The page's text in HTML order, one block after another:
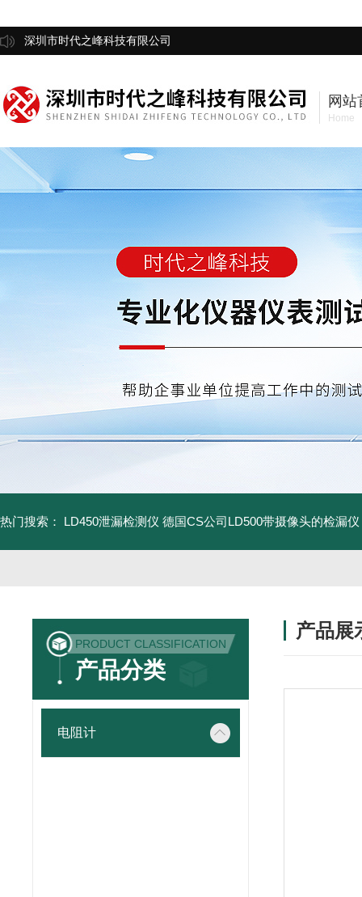
深圳市时代之峰科技有限公司
网站
Home
热门搜索： LD450泄漏检测仪 德国CS公司LD500带摄像头的检漏仪
PRODUCT CLASSIFICATION
产品分类
电阻计
产品展